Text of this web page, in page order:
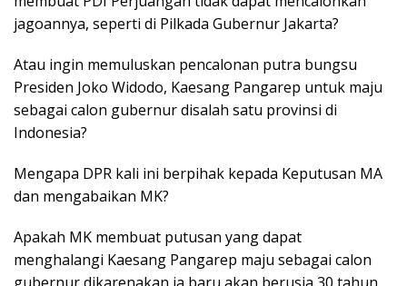
jagoannya, seperti di Pilkada Gubernur Jakarta?
Atau ingin memuluskan pencalonan putra bungsu
Presiden Joko Widodo, Kaesang Pangarep untuk maju
sebagai calon gubernur disalah satu provinsi di
Indonesia?
Mengapa DPR kali ini berpihak kepada Keputusan MA
dan mengabaikan MK?
Apakah MK membuat putusan yang dapat
menghalangi Kaesang Pangarep maju sebagai calon
gubernur dikarenakan ia baru akan berusia 30 tahun